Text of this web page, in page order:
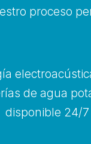
proceso
de agua
disponible 24/